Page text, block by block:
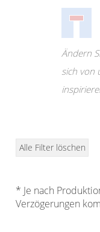
Outdoor-
Plissee
Plissee
Plissee
Plissee
Plissee
Zubehör /
Rollo
Rollo
Rollo
Zubehör
Raffrollo
Ändern
sich von
Alle Filter löschen
* Je nach
Verzögerungen